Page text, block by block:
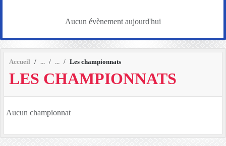
Accueil Les championnats
LES CHAMPIONNATS
Aucun championnat
Aucun évènement aujourd'hui